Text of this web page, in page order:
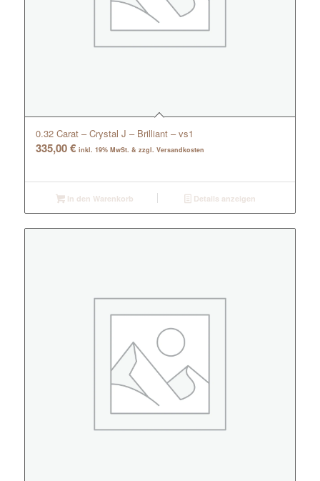
0.32 Carat – Crystal J – Brilliant – vs1
335,00€ inkl. 19% MwSt. & zzgl. Versandkosten
In den Warenkorb Details anzeigen